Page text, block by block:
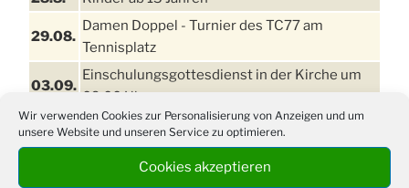
Wir verwenden Cookies zur Personalisierung von Anzeigen und um
unsere Website und unseren Service zu optimieren.
Cookies akzeptieren
29.08.
Damen Doppel - Turnier des TC77 am
Tennisplatz
03.09.
Einschulungsgottesdienst in der Kirche um
09:00 Uhr
11. bis
13.09.
Erntefest in Drabenderhöhe
Disco für Jung und Junggebliebene